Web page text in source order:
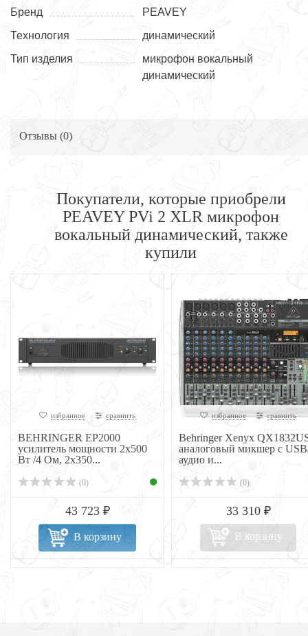
Бренд
PEAVEY
Технология
динамический
Тип изделия
микрофон вокальный
динамический
Отзывы (0)
Покупатели, которые приобрели
PEAVEY PVi 2 XLR микрофон
вокальный динамический, также
купили
избранное сравнить
BEHRINGER EP2000
усилитель мощности 2х500
Вт /4 Ом, 2х350...
(0)
43 723 ₽
В корзину
избранное сравнить
Behringer Xenyx
аналоговый микшер с
аудио и...
(0)
33 310 ₽
В корзину